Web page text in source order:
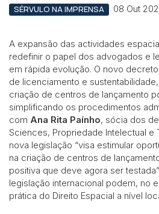
SÉRVULO NA IMPRENSA 08 Out
A expansão das actividades
redefinir o papel dos advogados e
em rápida evolução. O novo
de licenciamento e
criação de centros de lançamento
simplificando os procedimentos
com Ana Rita Paínho, sócia dos
Sciences, Propriedade Intelectual e
nova legislação “visa estimular
na criação de centros de
positiva que deve agora ser
legislação internacional podem, no
prática do Direito Espacial a nível